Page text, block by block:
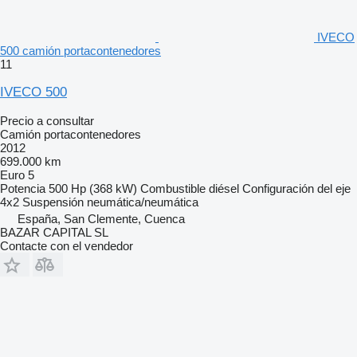
IVECO
500 camión portacontenedores
11
IVECO 500
Precio a consultar
Camión portacontenedores
2012
699.000 km
Euro 5
Potencia 500 Hp (368 kW) Combustible diésel Configuración del eje
4x2 Suspensión neumática/neumática
España, San Clemente, Cuenca
BAZAR CAPITAL SL
Contacte con el vendedor